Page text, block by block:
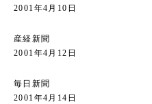
2001年4月10日
産経新聞
2001年4月12日
毎日新聞
2001年4月14日